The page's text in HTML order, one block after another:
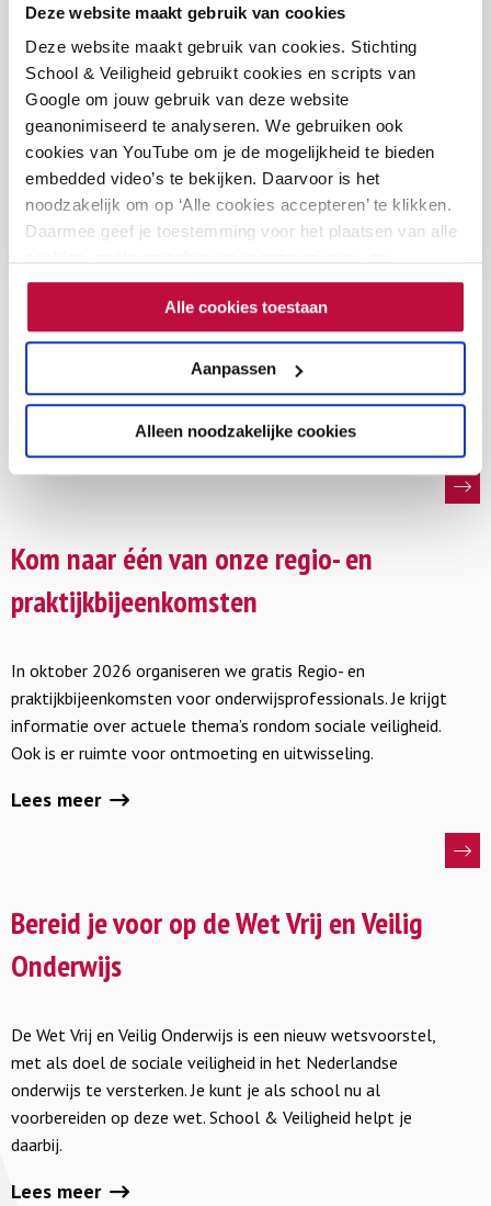
Deze website maakt gebruik van cookies
Deze website maakt gebruik van cookies. Stichting
School & Veiligheid gebruikt cookies en scripts van
Google om jouw gebruik van deze website
geanonimiseerd te analyseren. We gebruiken ook
cookies van YouTube om je de mogelijkheid te bieden
embedded video’s te bekijken. Daarvoor is het
noodzakelijk om op ‘Alle cookies accepteren’ te klikken.
Daarmee geef je toestemming voor het plaatsen van alle
cookieverklaring. Als je niet alle cookies accepteert, dan
kun je geen video's bekijken.Alle cookies toestaan
Aanpassen
Alleen noodzakelijke cookies
Lees meer
Leidraad voor directies en besturen in het
voortgezet onderwijs(pdf)
Vertrouwenswerk. Je staat er niet alleen voor.
artikel Jubileummagazine School & Veiligheid.
‘Vertrouwenswerk
op
school'
(vo)
alleen-te-downloaden
Hoe zet je als middelbare school het
vertrouwenswerk op? En hoe zorg je ervoor dat
leerlingen, ouders en medewerkers de
vertrouwenspersoon weten te vinden? Je leest het in
deze leidraad.
€0,00
Gerelateerd nieuws
meer
Kom
één
van
onze
regio-
en
Kom naar één van onze regio- en
praktijkbijeenkomsten
In oktober 2026 organiseren we gratis Regio- en
praktijkbijeenkomsten voor onderwijsprofessionals. Je krijgt
informatie over actuele thema’s rondom sociale veiligheid.
Ook is er ruimte voor ontmoeting en uitwisseling.
Lees meer
meer
Bereid
voor
op
de
Wet
en
Bereid je voor op de Wet Vrij en Veilig
Onderwijs
De Wet Vrij en Veilig Onderwijs is een nieuw wetsvoorstel,
met als doel de sociale veiligheid in het Nederlandse
onderwijs te versterken. Je kunt je als school nu al
voorbereiden op deze wet. School & Veiligheid helpt je
daarbij.
Lees meer